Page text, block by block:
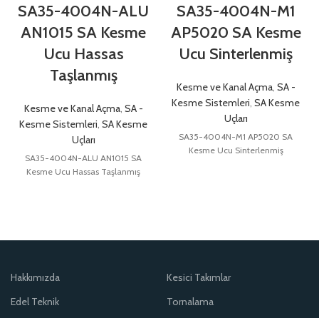
SA35-4004N-ALU
AN1015 SA Kesme
Ucu Hassas
Taşlanmış
Kesme ve Kanal Açma, SA -
Kesme Sistemleri SA Kesme
Uçları
SA35-4004N-ALU AN1015 SA
Kesme Ucu Hassas Taşlanmış
SA35-4004N-M1
AP5020 SA Kesme
Ucu Sinterlenmiş
Kesme ve Kanal Açma, SA -
Kesme Sistemleri SA Kesme
Uçları
SA35-4004N-M1 AP5020 SA
Kesme Ucu Sinterlenmiş
Hakkımızda
Edel Teknik
Kesici Takımlar
Tornalama